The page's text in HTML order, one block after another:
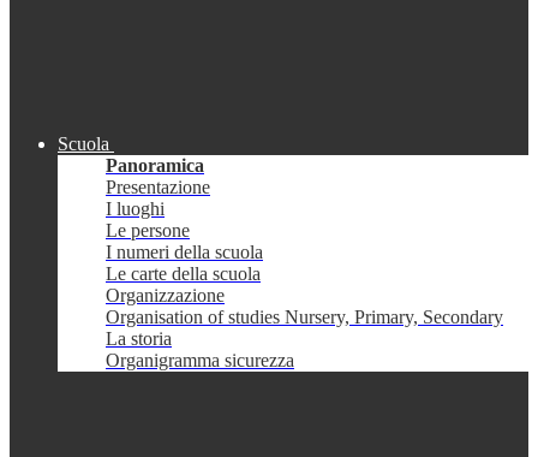
Scuola
Panoramica
Presentazione
I luoghi
Le persone
I numeri della scuola
Le carte della scuola
Organizzazione
Organisation of studies Nursery, Primary, Secondary
La storia
Organigramma sicurezza